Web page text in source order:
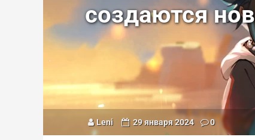
создаются
Leni 29 января 2024 0